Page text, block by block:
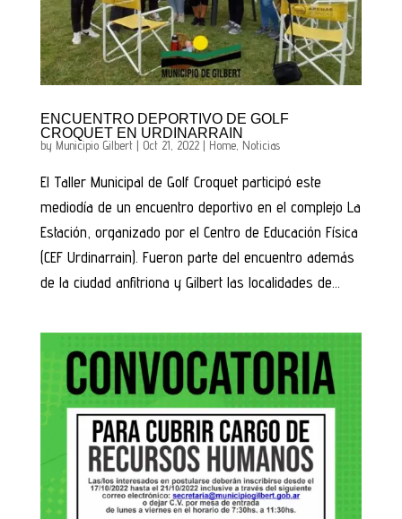
ENCUENTRO DEPORTIVO DE GOLF
CROQUET EN URDINARRAIN
by Municipio Gilbert| Oct 21, 2022| Home, Noticias
El Taller Municipal de Golf Croquet participó este
mediodía de un encuentro deportivo en el complejo La
Estación, organizado por el Centro de Educación Física
(CEF Urdinarrain). Fueron parte del encuentro además
de la ciudad anfitriona y Gilbert las localidades de...